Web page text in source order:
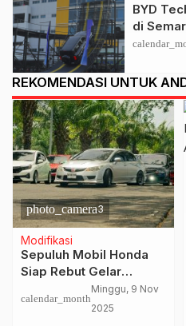
BYD
di
EV dan
REKOMENDASI UNTUK
photo_camera3
Modifikasi
Sepuluh Mobil Honda
Siap Rebut Gelar
Terfavorit​ di Honda
Culture Indonesia Vol.2
calendar_month
Minggu, 9 Nov
2025